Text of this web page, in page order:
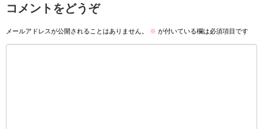
コメントをどうぞ
メールアドレスが公開されることはありません。 ※ が付いている欄は必須項目です